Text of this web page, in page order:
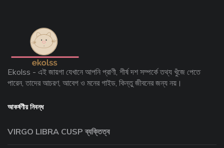
Ekolss - এই জায়গা যেখানে আপনি প্রাণী, শীর্ষ দশ সম্পর্কে তথ্য খুঁজে পেতে
পারেন, তাদের আচরণ, আবেগ ও মনের গাইড, কিন্তু জীবনের জন্য নয়।
আকর্ষণীয় নিবন্ধ
VIRGO LIBRA CUSP ব্যক্তিত্ব